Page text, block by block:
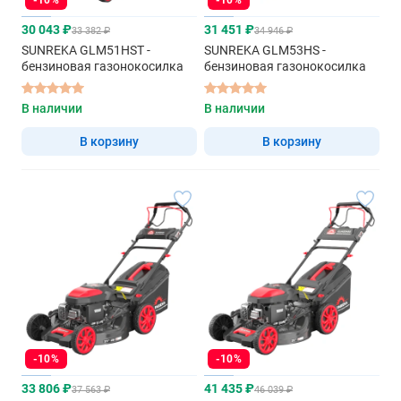
30 043 ₽33 382 ₽
SUNREKA GLM51HST -
бензиновая газонокосилка
В наличии
В корзину
31 451 ₽34 946 ₽
SUNREKA GLM53HS -
бензиновая газонокосилка
В наличии
В корзину
-10%
33 806 ₽37 563 ₽
-10%
41 435 ₽46 039 ₽